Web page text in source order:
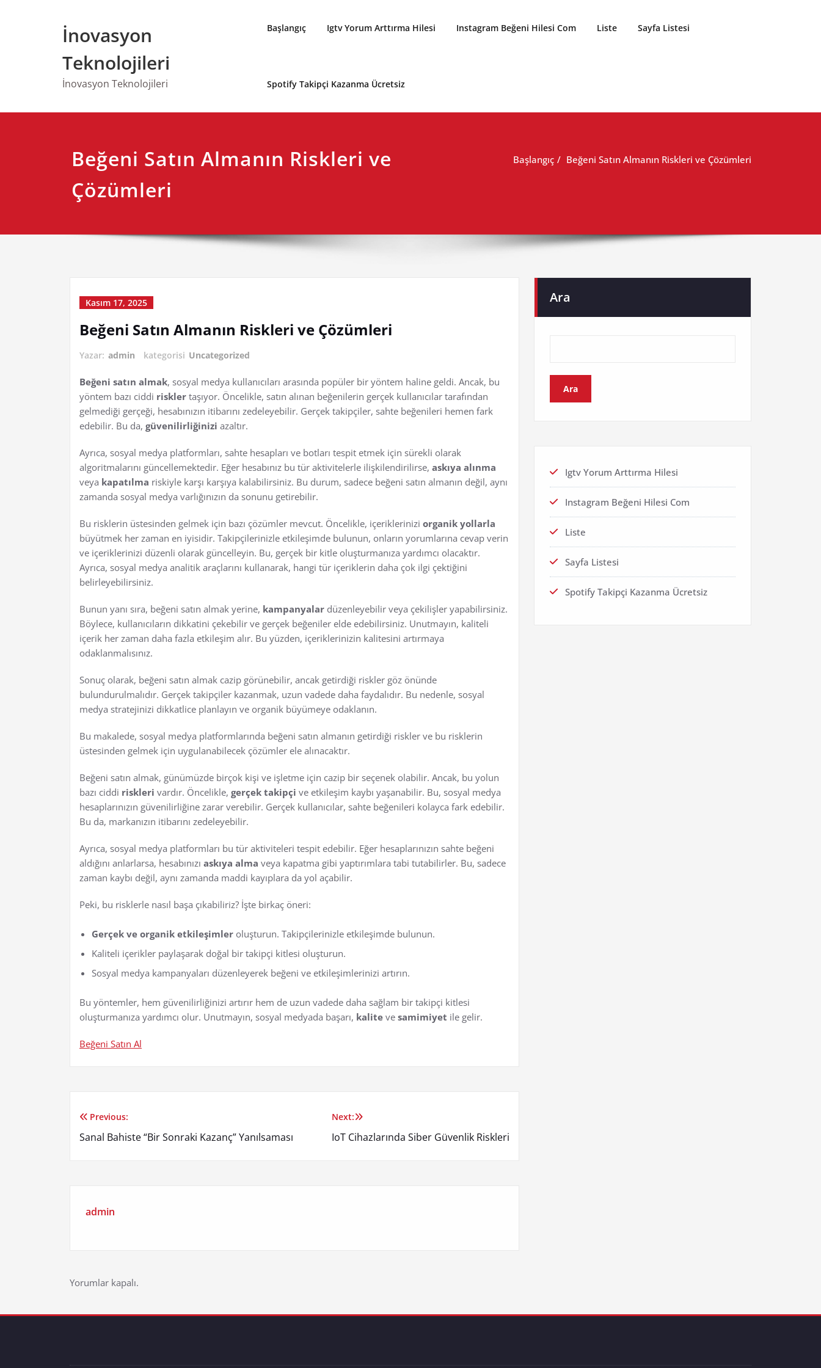
İnovasyon
Teknolojileri
İnovasyon Teknolojileri
Başlangıç Igtv Yorum Arttırma Hilesi Instagram Beğeni Hilesi Com Liste Sayfa Listesi
Spotify Takipçi Kazanma Ücretsiz
Beğeni Satın Almanın Riskleri ve
Çözümleri
Başlangıç Beğeni Satın Almanın Riskleri ve Çözümleri
Kasım 17, 2025
Beğeni Satın Almanın Riskleri ve Çözümleri
Yazar: admin kategorisi Uncategorized
Beğeni satın almak, sosyal medya kullanıcıları arasında popüler bir yöntem haline geldi. Ancak, bu
yöntem bazı ciddi riskler taşıyor. Öncelikle, satın alınan beğenilerin gerçek kullanıcılar tarafından
gelmediği gerçeği, hesabınızın itibarını zedeleyebilir. Gerçek takipçiler, sahte beğenileri hemen fark
edebilir. Bu da, güvenilirliğinizi azaltır.
Ayrıca, sosyal medya platformları, sahte hesapları ve botları tespit etmek için sürekli olarak
algoritmalarını güncellemektedir. Eğer hesabınız bu tür aktivitelerle ilişkilendirilirse, askıya alınma
veya kapatılma riskiyle karşı karşıya kalabilirsiniz. Bu durum, sadece beğeni satın almanın değil, aynı
zamanda sosyal medya varlığınızın da sonunu getirebilir.
Bu risklerin üstesinden gelmek için bazı çözümler mevcut. Öncelikle, içeriklerinizi organik yollarla
büyütmek her zaman en iyisidir. Takipçilerinizle etkileşimde bulunun, onların yorumlarına cevap verin
ve içeriklerinizi düzenli olarak güncelleyin. Bu, gerçek bir kitle oluşturmanıza yardımcı olacaktır.
Ayrıca, sosyal medya analitik araçlarını kullanarak, hangi tür içeriklerin daha çok ilgi çektiğini
belirleyebilirsiniz.
Bunun yanı sıra, beğeni satın almak yerine, kampanyalar düzenleyebilir veya çekilişler yapabilirsiniz.
Böylece, kullanıcıların dikkatini çekebilir ve gerçek beğeniler elde edebilirsiniz. Unutmayın, kaliteli
içerik her zaman daha fazla etkileşim alır. Bu yüzden, içeriklerinizin kalitesini artırmaya
odaklanmalısınız.
Sonuç olarak, beğeni satın almak cazip görünebilir, ancak getirdiği riskler göz önünde
bulundurulmalıdır. Gerçek takipçiler kazanmak, uzun vadede daha faydalıdır. Bu nedenle, sosyal
medya stratejinizi dikkatlice planlayın ve organik büyümeye odaklanın.
Bu makalede, sosyal medya platformlarında beğeni satın almanın getirdiği riskler ve bu risklerin
üstesinden gelmek için uygulanabilecek çözümler ele alınacaktır.
Beğeni satın almak, günümüzde birçok kişi ve işletme için cazip bir seçenek olabilir. Ancak, bu yolun
bazı ciddi riskleri vardır. Öncelikle, gerçek takipçi ve etkileşim kaybı yaşanabilir. Bu, sosyal medya
hesaplarınızın güvenilirliğine zarar verebilir. Gerçek kullanıcılar, sahte beğenileri kolayca fark edebilir.
Bu da, markanızın itibarını zedeleyebilir.
Ayrıca, sosyal medya platformları bu tür aktiviteleri tespit edebilir. Eğer hesaplarınızın sahte beğeni
aldığını anlarlarsa, hesabınızı askıya alma veya kapatma gibi yaptırımlara tabi tutabilirler. Bu, sadece
zaman kaybı değil, aynı zamanda maddi kayıplara da yol açabilir.
Peki, bu risklerle nasıl başa çıkabiliriz? İşte birkaç öneri:
Gerçek ve organik etkileşimler oluşturun. Takipçilerinizle etkileşimde bulunun.
Kaliteli içerikler paylaşarak doğal bir takipçi kitlesi oluşturun.
Sosyal medya kampanyaları düzenleyerek beğeni ve etkileşimlerinizi artırın.
Bu yöntemler, hem güvenilirliğinizi artırır hem de uzun vadede daha sağlam bir takipçi kitlesi
oluşturmanıza yardımcı olur. Unutmayın, sosyal medyada başarı, kalite ve samimiyet ile gelir.
Beğeni Satın Al
Yazı
Previous:
Sanal Bahiste “Bir Sonraki Kazanç” Yanılsaması
Next:
IoT Cihazlarında Siber Güvenlik Riskleri
admin
Yorumlar kapalı.
Ara
Ara
Igtv Yorum Arttırma Hilesi
Instagram Beğeni Hilesi Com
Liste
Sayfa Listesi
Spotify Takipçi Kazanma Ücretsiz